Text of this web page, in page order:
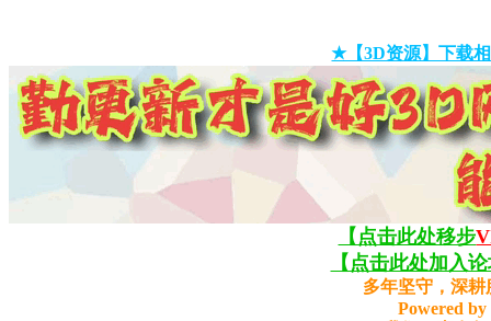
★【3D资源】下载
【点击此处移步
【点击此处加入
多年坚守，深
Powered by